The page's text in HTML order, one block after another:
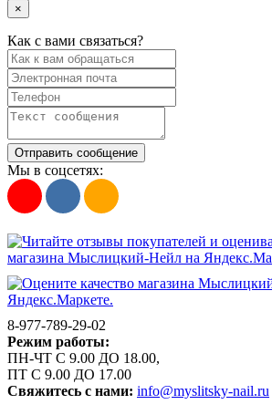
×
Как с вами связаться?
Отправить сообщение
Мы в соцсетях:
8-977-789-29-02
Режим работы:
ПН-ЧТ С 9.00 ДО 18.00,
ПТ С 9.00 ДО 17.00
Свяжитесь с нами: info@myslitsky-nail.ru